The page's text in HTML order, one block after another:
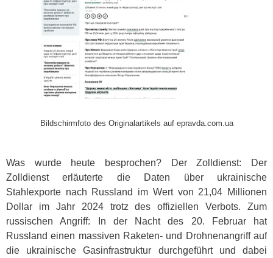
Bildschirmfoto des Originalartikels auf epravda.com.ua
Was wurde heute besprochen? Der Zolldienst: Der
Zolldienst erläuterte die Daten über ukrainische
Stahlexporte nach Russland im Wert von 21,04 Millionen
Dollar im Jahr 2024 trotz des offiziellen Verbots. Zum
russischen Angriff: In der Nacht des 20. Februar hat
Russland einen massiven Raketen- und Drohnenangriff auf
die ukrainische Gasinfrastruktur durchgeführt und dabei